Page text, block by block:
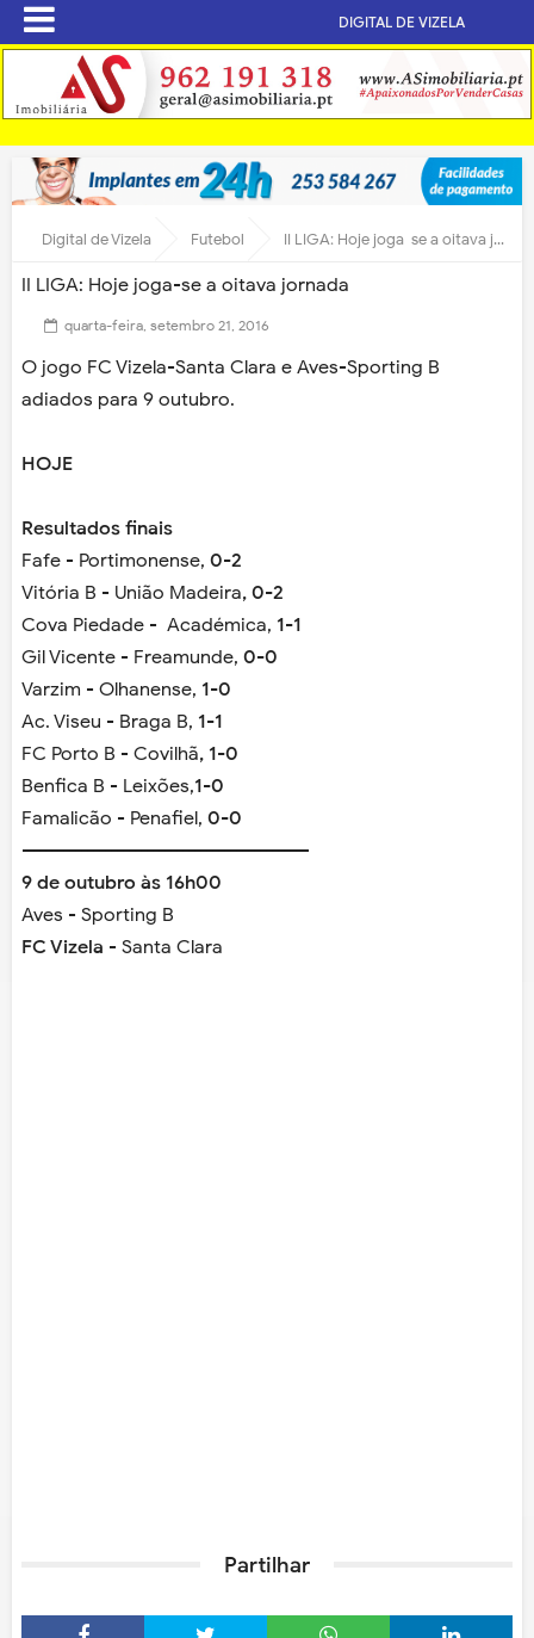
DIGITAL DE VIZELA
Digital de Vizela Futebol II LIGA: Hoje joga-se a oitava jornada
II LIGA: Hoje joga-se a oitava jornada
quarta-feira, setembro 21, 2016
O jogo FC Vizela-Santa Clara e Aves-Sporting B
adiados para 9 outubro.
HOJE
Resultados finais
Fafe - Portimonense, 0-2
Vitória B - União Madeira, 0-2
Cova Piedade - Académica, 1-1
Gil Vicente - Freamunde, 0-0
Varzim - Olhanense, 1-0
Ac. Viseu - Braga B, 1-1
FC Porto B - Covilhã, 1-0
Benfica B - Leixões,1-0
Famalicão - Penafiel, 0-0
------------------------------------------------
9 de outubro às 16h00
Aves - Sporting B
FC Vizela - Santa Clara
Partilhar